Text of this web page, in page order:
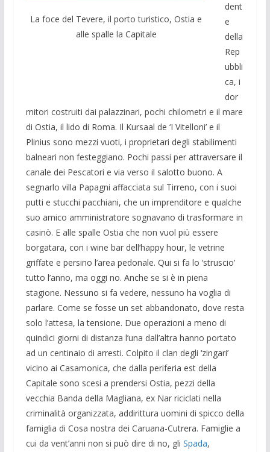
La foce del Tevere, il porto turistico, Ostia e
alle spalle la Capitale
dent
e
della
Rep
ubbli
ca, i
dor
mitori costruiti dai palazzinari, pochi chilometri e il mare
di Ostia, il lido di Roma. Il Kursaal de ‘I Vitelloni’ e il
Plinius sono mezzi vuoti, i proprietari degli stabilimenti
balneari non festeggiano. Pochi passi per attraversare il
canale dei Pescatori e via verso il salotto buono. A
segnarlo villa Papagni affacciata sul Tirreno, con i suoi
putti e stucchi pacchiani, che un imprenditore e qualche
suo amico amministratore sognavano di trasformare in
casinò. E alle spalle Ostia che non vuol più essere
borgatara, con i wine bar dell’happy hour, le vetrine
griffate e persino l’area pedonale. Qui si fa lo ‘struscio’
tutto l’anno, ma oggi no. Anche se si è in piena
stagione. Nessuno si fa vedere, nessuno ha voglia di
parlare. Come se fosse un set abbandonato, dove resta
solo l’attesa, la tensione. Due operazioni a meno di
quindici giorni di distanza l’una dall’altra hanno portato
ad un centinaio di arresti. Colpito il clan degli ‘zingari’
vicino ai Casamonica, che dalla periferia est della
Capitale sono scesi a prendersi Ostia, pezzi della
vecchia Banda della Magliana, ex Nar riciclati nella
criminalità organizzata, addirittura uomini di spicco della
famiglia di Cosa nostra dei Caruana-Cutrera. Famiglie a
cui da vent’anni non si può dire di no, gli Spada,